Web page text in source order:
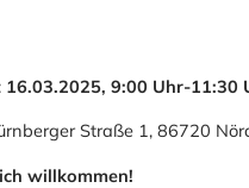
16.03.2025, 9:00 Uhr-11:30
Straße 1, 86720
willkommen!